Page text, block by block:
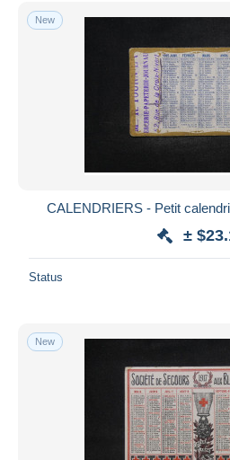
Free shipping
Payment methods
PayPal
Bank transfer
Bancontact
Seller's residence
Submit
New
CALENDRIERS - Petit
±
Status
New